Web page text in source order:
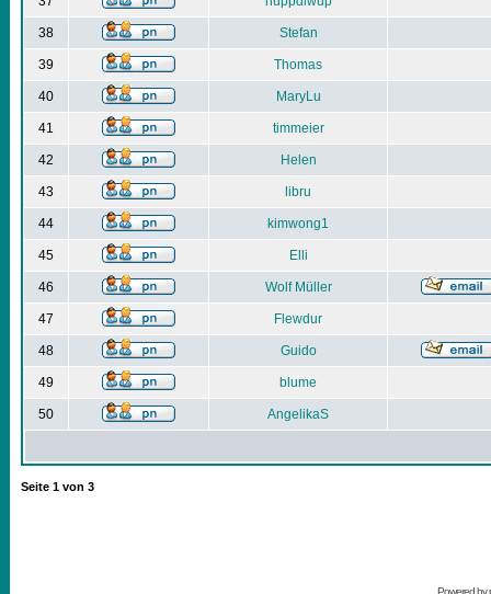
38 Stefan
39 Thomas
40 MaryLu
41 timmeier
42 Helen
43 libru
44 kimwong1
45 Elli
46 Wolf Müller
47 Flewdur
48 Guido
49 blume
50 AngelikaS
Seite 1 von 3
Powered by